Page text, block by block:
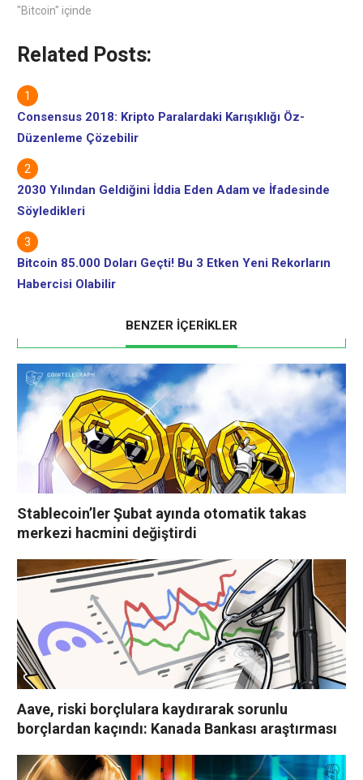
"Bitcoin" içinde
Related Posts:
Consensus 2018: Kripto Paralardaki Karışıklığı Öz-
Düzenleme Çözebilir
2030 Yılından Geldiğini İddia Eden Adam ve İfadesinde
Söyledikleri
Bitcoin 85.000 Doları Geçti! Bu 3 Etken Yeni Rekorların
Habercisi Olabilir
BENZER İÇERİKLER
Stablecoin’ler Şubat ayında otomatik takas
merkezi hacmini değiştirdi
Aave, riski borçlulara kaydırarak sorunlu
borçlardan kaçındı: Kanada Bankası araştırması